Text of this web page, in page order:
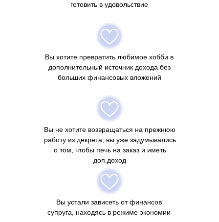
готовить в удовольствие
Вы хотите превратить любимое хобби в
дополнительный источник дохода без
больших финансовых вложений
Вы не хотите возвращаться на прежнюю
работу из декрета, вы уже задумывались
о том, чтобы печь на заказ и иметь
доп.доход
Вы устали зависеть от финансов
супруга, находясь в режиме экономии